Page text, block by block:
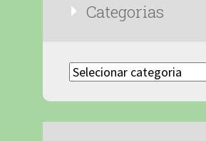
Categorias
Categorias